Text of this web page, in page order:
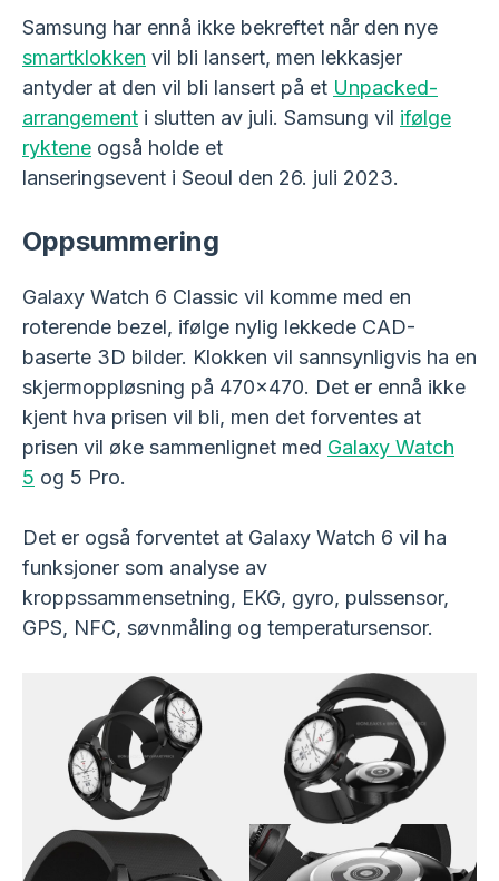
Samsung har ennå ikke bekreftet når den nye
smartklokken vil bli lansert, men lekkasjer
antyder at den vil bli lansert på et Unpacked-
arrangement i slutten av juli. Samsung vil ifølge
ryktene også holde et
lanseringsevent i Seoul den 26. juli 2023.
Oppsummering
Galaxy Watch 6 Classic vil komme med en
roterende bezel, ifølge nylig lekkede CAD-
baserte 3D bilder. Klokken vil sannsynligvis ha en
skjermoppløsning på 470×470. Det er ennå ikke
kjent hva prisen vil bli, men det forventes at
prisen vil øke sammenlignet med Galaxy Watch
5 og 5 Pro.
Det er også forventet at Galaxy Watch 6 vil ha
funksjoner som analyse av
kroppssammensetning, EKG, gyro, pulssensor,
GPS, NFC, søvnmåling og temperatursensor.